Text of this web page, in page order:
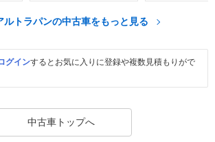
ルトラパンの中古車をもっと見る
グインするとお気に入りに登録や複数見積もりがで
中古車トップへ